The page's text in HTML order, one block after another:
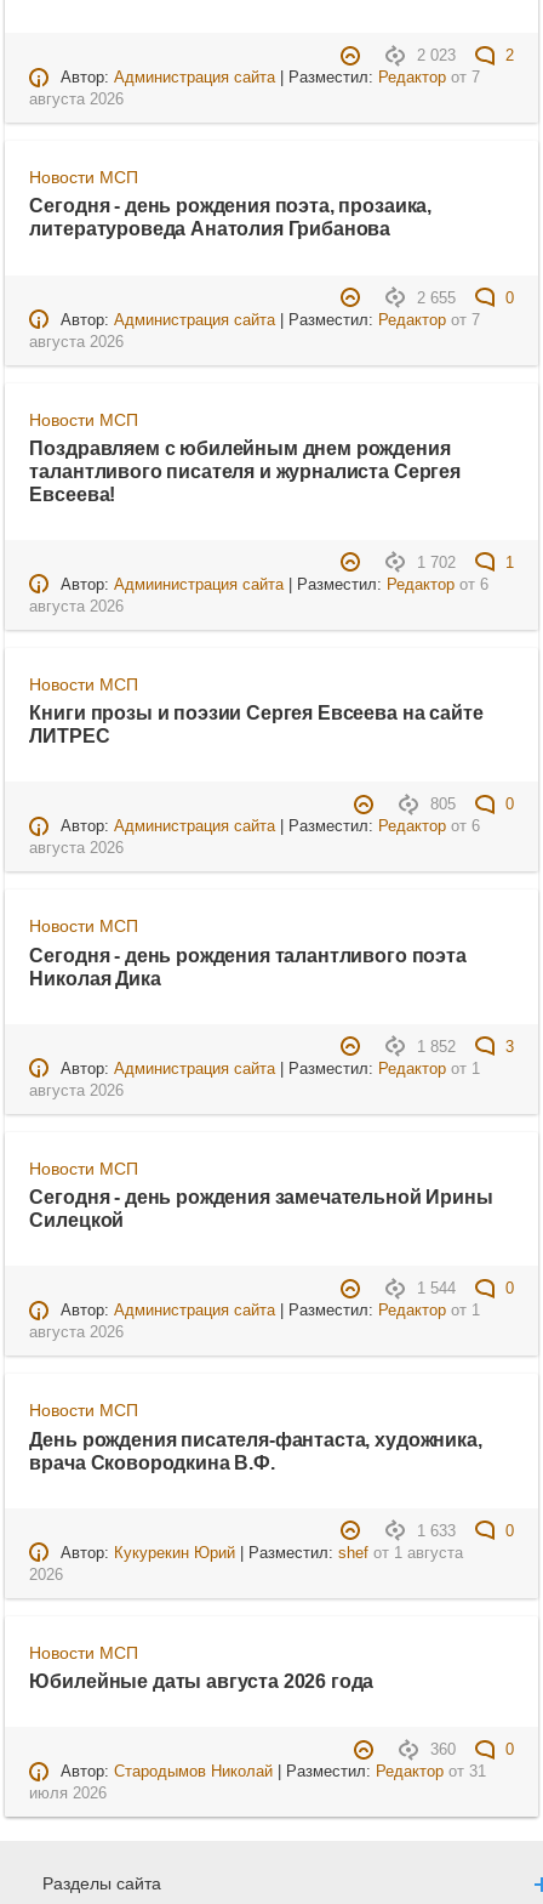
2 023
2
Автор: Администрация сайта| Разместил: Редакторот 7
августа 2026
Новости МСП
Сегодня - день рождения поэта, прозаика,
литературоведа Анатолия Грибанова
2 655
0
Автор: Администрация сайта| Разместил: Редакторот 7
августа 2026
Новости МСП
Поздравляем с юбилейным днем рождения
талантливого писателя и журналиста Сергея
Евсеева!
1 702
1
Автор: Адмиинистрация сайта| Разместил: Редакторот 6
августа 2026
Новости МСП
Книги прозы и поэзии Сергея Евсеева на сайте
ЛИТРЕС
805
0
Автор: Администрация сайта| Разместил: Редакторот 6
августа 2026
Новости МСП
Сегодня - день рождения талантливого поэта
Николая Дика
1 852
3
Автор: Администрация сайта| Разместил: Редакторот 1
августа 2026
Новости МСП
Сегодня - день рождения замечательной Ирины
Силецкой
1 544
0
Автор: Администрация сайта| Разместил: Редакторот 1
августа 2026
Новости МСП
День рождения писателя-фантаста, художника,
врача Сковородкина В.Ф.
1 633
0
Автор: Кукурекин Юрий| Разместил: shefот 1 августа
2026
Новости МСП
Юбилейные даты августа 2026 года
360
0
Автор: Стародымов Николай| Разместил: Редакторот 31
июля 2026
Разделы сайта